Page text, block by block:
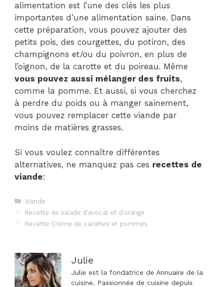
alimentation est l’une des clés les plus
importantes d’une alimentation saine. Dans
cette préparation, vous pouvez ajouter des
petits pois, des courgettes, du potiron, des
champignons et/ou du poivron, en plus de
l’oignon, de la carotte et du poireau. Même
vous pouvez aussi mélanger des fruits,
comme la pomme. Et aussi, si vous cherchez
à perdre du poids ou à manger sainement,
vous pouvez remplacer cette viande par
moins de matières grasses.
Si vous voulez connaître différentes
alternatives, ne manquez pas ces recettes de
viande:
Catégories
Viande
Navigation
des
Recette de salade d’avocat et d’orange
Recette Crème de carottes et pommes
Julie
Julie est la fondatrice de Annuaire de la
cuisine. Passionnée de cuisine depuis